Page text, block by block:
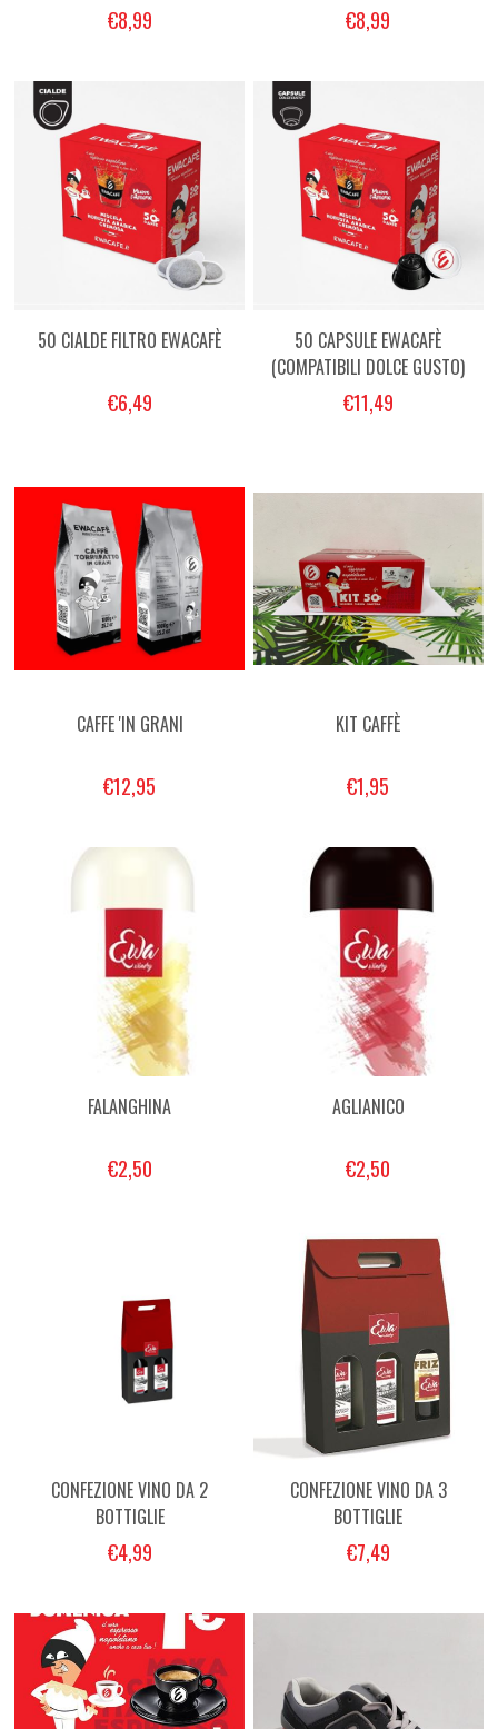
€8,99 €8,99
50 CIALDE FILTRO EWACAFÈ
€6,49
50 CAPSULE EWACAFÈ
(COMPATIBILI DOLCE GUSTO)
€11,49
CAFFE 'IN GRANI
€12,95
KIT CAFFÈ
€1,95
FALANGHINA
€2,50
AGLIANICO
€2,50
CONFEZIONE VINO DA 2
BOTTIGLIE
€4,99
CONFEZIONE VINO DA 3
BOTTIGLIE
€7,49